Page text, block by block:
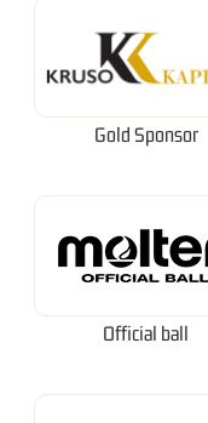
Gold Sponsor
Official ball